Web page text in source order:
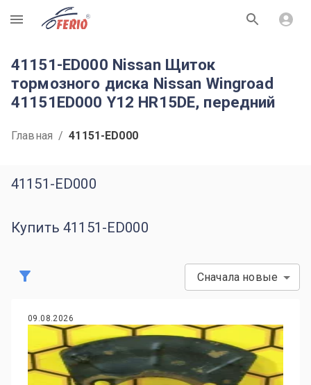
R
41151-ED000 Nissan Щиток
тормозного диска Nissan Wingroad
41151ED000 Y12 HR15DE, передний
Главная / 41151-ED000
41151-ED000
Купить 41151-ED000
Сначала новые
09.08.2026